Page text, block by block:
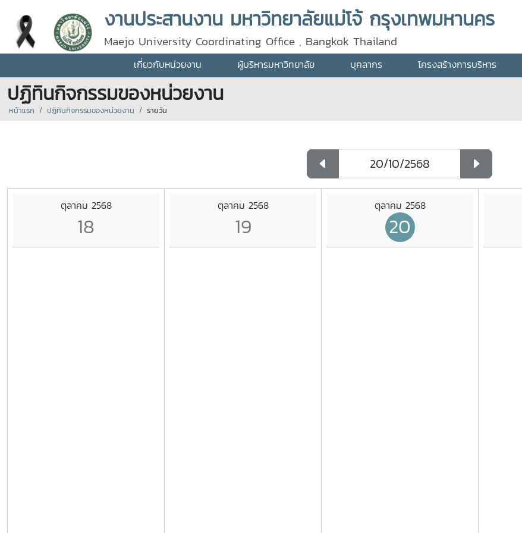
งานประสานงาน มหาวิทยาลัยแม่โจ้ กรุงเทพมหานคร
Maejo University Coordinating Office , Bangkok Thailand
เกี่ยวกับหน่วยงาน ผู้บริหารมหาวิทยาลัย บุคลากร โครงสร้างการบริหาร
ปฏิทินกิจกรรมของหน่วยงาน
หน้าแรก ปฏิทินกิจกรรมของหน่วยงาน รายวัน
ตุลาคม 2568
18
ตุลาคม 2568
19
ตุลาคม 2568
20